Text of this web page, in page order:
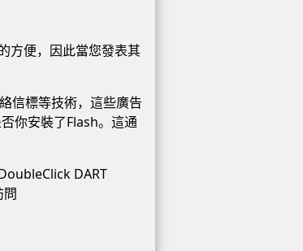
方便，因此當您發表其
信標等技術，這些廣告
你安裝了Flash。這通
DART
問